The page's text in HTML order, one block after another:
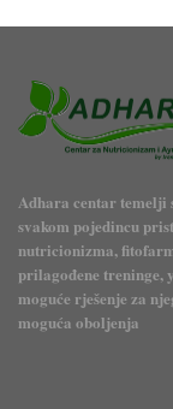
Adhara centar temelji
svakom pojedincu
nutricionizma,
prilagođene treninge,
moguće rješenje za
moguća oboljenja